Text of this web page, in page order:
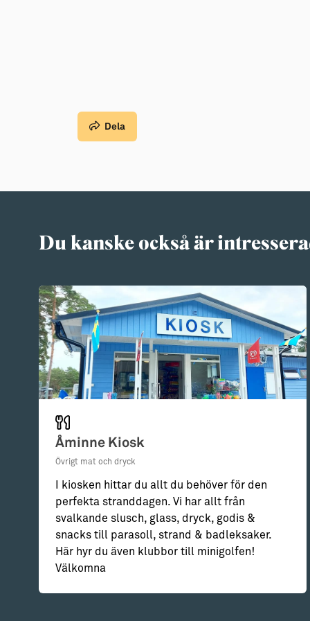
Dela
Du kanske också är
Åminne Kiosk
Övrigt mat och dryck
I kiosken hittar du allt du behöver för den
perfekta stranddagen. Vi har allt från
svalkande slusch, glass, dryck, godis &
snacks till parasoll, strand & badleksaker.
Här hyr du även klubbor till minigolfen!
Välkomna